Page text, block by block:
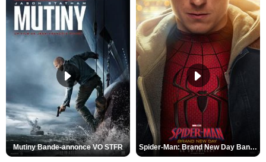
Mutiny Bande-annonce VO STFR Spider-Man: Brand New Day Bande-annonce VO STFR